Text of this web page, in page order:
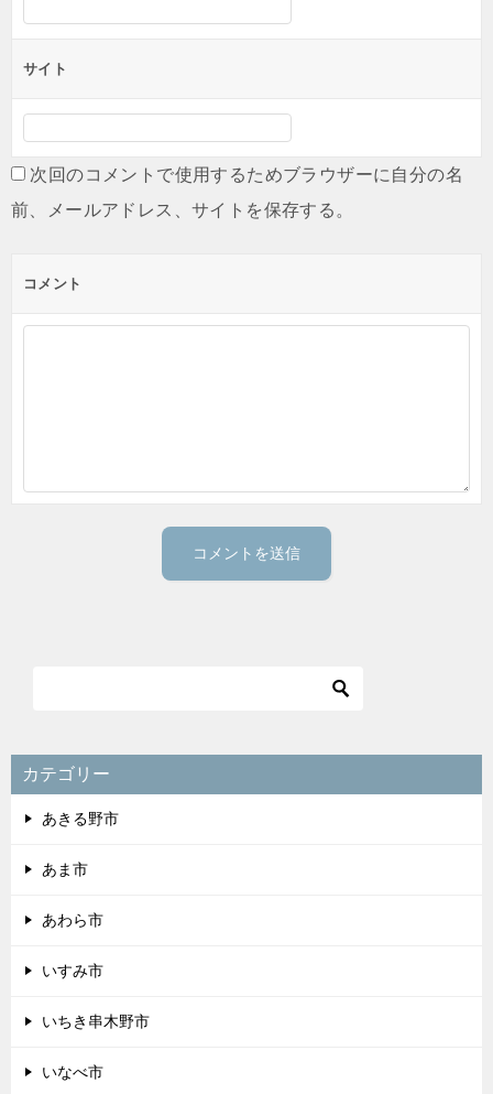
サイト
次回のコメントで使用するためブラウザーに自分の名
前、メールアドレス、サイトを保存する。
コメント
カテゴリー
あきる野市
あま市
あわら市
いすみ市
いちき串木野市
いなべ市